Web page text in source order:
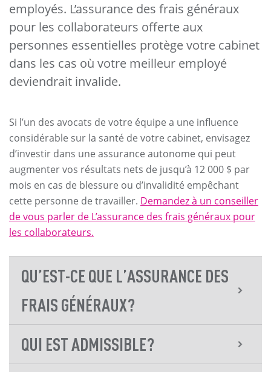
employés. L’assurance des frais généraux
pour les collaborateurs offerte aux
personnes essentielles protège votre cabinet
dans les cas où votre meilleur employé
deviendrait invalide.
Si l’un des avocats de votre équipe a une influence
considérable sur la santé de votre cabinet, envisagez
d’investir dans une assurance autonome qui peut
augmenter vos résultats nets de jusqu’à 12 000 $ par
mois en cas de blessure ou d’invalidité empêchant
cette personne de travailler. Demandez à un conseiller
de vous parler de L’assurance des frais généraux pour
les collaborateurs.
QU’EST-CE QUE L’ASSURANCE DES
FRAIS GÉNÉRAUX?
QUI EST ADMISSIBLE?